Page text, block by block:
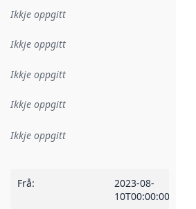
Ikkje oppgitt
Ikkje oppgitt
Ikkje oppgitt
Ikkje oppgitt
Ikkje oppgitt
Frå:
2023-08-
10T00:00:00Z